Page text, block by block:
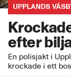
UPPLANDS
efter
En polisjakt i
krockade i ett